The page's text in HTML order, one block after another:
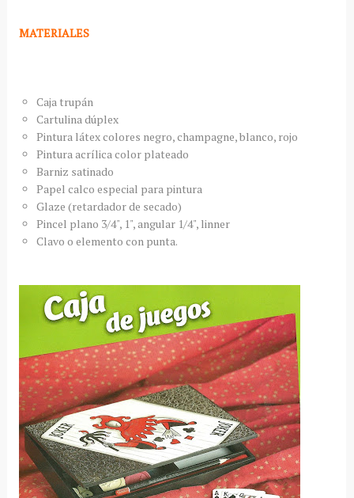
MATERIALES
Caja trupán
Cartulina dúplex
Pintura látexcolores negro,champagne, blanco, rojo
Pintura acrílica color plateado
Barniz satinado
Papel calco especial para pintura
Glaze (retardador de secado)
Pincel plano 3/4", 1", angular 1/4", linner
Clavo o elemento con punta.